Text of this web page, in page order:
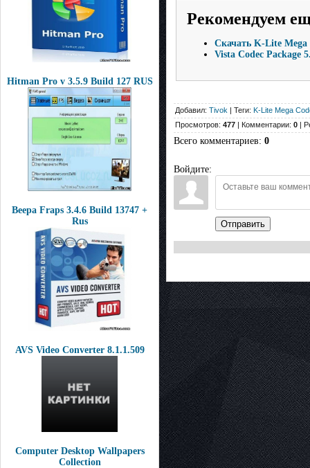
Hitman Pro v 3.5.9 Build 127 RUS
Beepa Fraps 3.4.6 Build 13747 +
Rus
AVS Video Converter 8.1.1.509
Computer Desktop Wallpapers
Collection
Рекомендуем
Скачать K-Lite Mega
Vista Codec Package
Добавил: Tivok | Теги: K-Lite Mega
Просмотров: 477 | Комментарии: 0 |
Всего комментариев: 0
Войдите:
Отправить